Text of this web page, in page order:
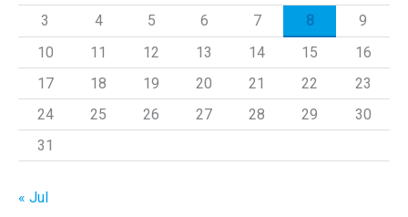
3
4 5 6 7 8
9
10
11 12 13 14 15
16
17
18 19 20 21 22
23
24
25 26 27 28 29
30
31
« Jul